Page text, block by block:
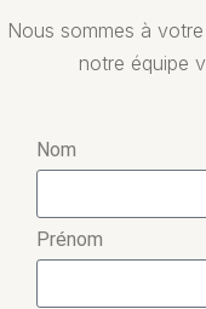
Nous sommes à
notre équipe
Nom
Prénom